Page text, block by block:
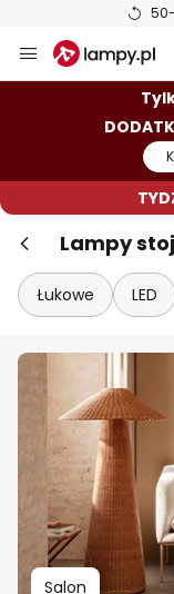
Przejdź
do
Lampy
Łukowe LED
Salon
TYDZIEŃ
*